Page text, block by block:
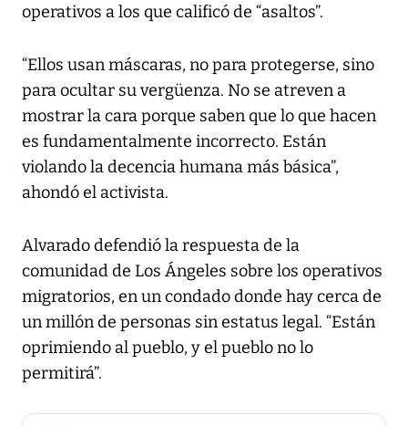
operativos a los que calificó de “asaltos”.
“Ellos usan máscaras, no para protegerse, sino
para ocultar su vergüenza. No se atreven a
mostrar la cara porque saben que lo que hacen
es fundamentalmente incorrecto. Están
violando la decencia humana más básica”,
ahondó el activista.
Alvarado defendió la respuesta de la
comunidad de Los Ángeles sobre los operativos
migratorios, en un condado donde hay cerca de
un millón de personas sin estatus legal. “Están
oprimiendo al pueblo, y el pueblo no lo
permitirá”.